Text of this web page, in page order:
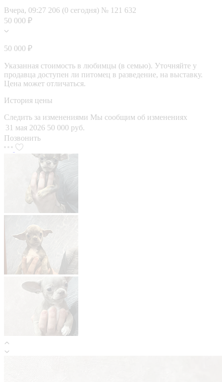
Вчера, 09:27 206 (0 сегодня) № 121 632
50 000 ₽
50 000 ₽
Указанная стоимость в любимцы (в семью). Уточняйте у
продавца доступен ли питомец в разведение, на выставку.
Цена может отличаться.
История цены
Следить за изменениями Мы сообщим об изменениях
31 мая 2026 50 000 руб.
Позвонить